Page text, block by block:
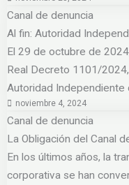
Canal de denuncia
Al fin: Autoridad
El 29 de octubre de
Real Decreto 1101/
Autoridad Independiente
noviembre 4, 2024
Canal de denuncia
La Obligación del Canal
En los últimos años, la
corporativa se han